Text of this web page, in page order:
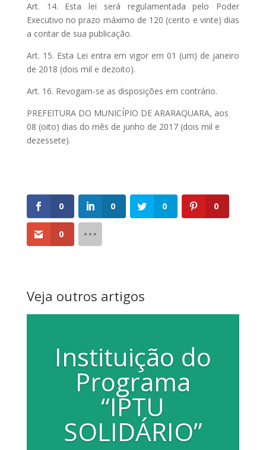
Art. 14. Esta lei será regulamentada pelo Poder
Executivo no prazo máximo de 120 (cento e vinte) dias
a contar de sua publicação.
Art. 15. Esta Lei entra em vigor em 01 (um) de janeiro
de 2018 (dois mil e dezoito).
Art. 16. Revogam-se as disposições em contrário.
PREFEITURA DO MUNICÍPIO DE ARARAQUARA, aos
08 (oito) dias do mês de junho de 2017 (dois mil e
dezessete).
0 0 0 0
0
Veja outros artigos
Instituição do
Programa
“IPTU
SOLIDÁRIO”